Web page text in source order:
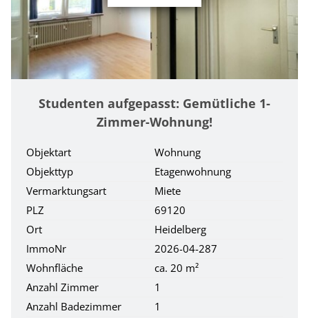
Studenten aufgepasst: Gemütliche 1-
Zimmer-Wohnung!
Objektart
Wohnung
Objekttyp
Etagenwohnung
Vermarktungsart
Miete
PLZ
69120
Ort
Heidelberg
ImmoNr
2026-04-287
Wohnfläche
ca. 20 m²
Anzahl Zimmer
1
Anzahl Badezimmer
1